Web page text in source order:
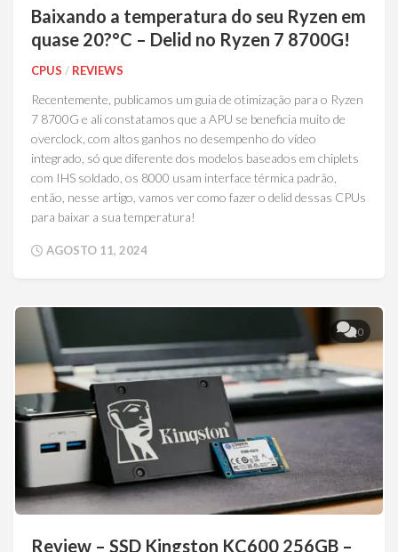
Baixando a temperatura do seu Ryzen em
quase 20?°C – Delid no Ryzen 7 8700G!
CPUS / REVIEWS
Recentemente, publicamos um guia de otimização para o Ryzen
7 8700G e ali constatamos que a APU se beneficia muito de
overclock, com altos ganhos no desempenho do vídeo
integrado, só que diferente dos modelos baseados em chiplets
com IHS soldado, os 8000 usam interface térmica padrão,
então, nesse artigo, vamos ver como fazer o delid dessas CPUs
para baixar a sua temperatura!
AGOSTO 11, 2024
0
Review – SSD Kingston KC600 256GB –